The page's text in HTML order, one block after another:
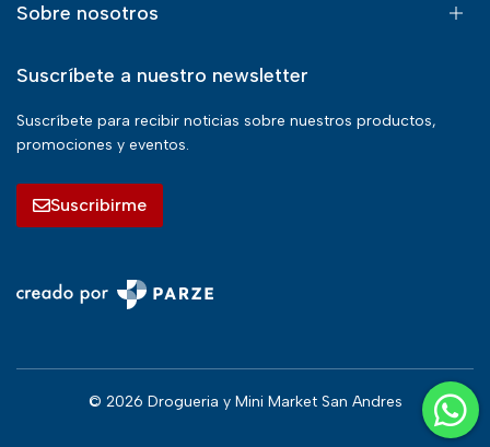
Sobre nosotros
Suscríbete a nuestro newsletter
Suscríbete para recibir noticias sobre nuestros productos,
promociones y eventos.
Suscribirme
© 2026 Drogueria y Mini Market San Andres